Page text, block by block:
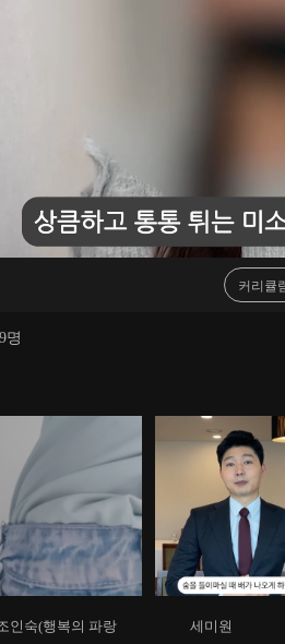
커리큘
명
인숙(행복의 파랑
세미원